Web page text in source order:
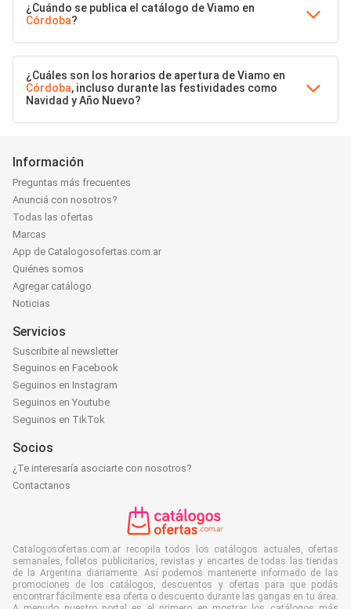
¿Cuándo se publica el catálogo de Viamo en
Córdoba?
¿Cuáles son los horarios de apertura de Viamo en
Córdoba, incluso durante las festividades como
Navidad y Año Nuevo?
Información
Preguntas más frecuentes
Anunciá con nosotros?
Todas las ofertas
Marcas
App de Catalogosofertas.com.ar
Quiénes somos
Agregar catálogo
Noticias
Servicios
Suscribite al newsletter
Seguinos en Facebook
Seguinos en Instagram
Seguinos en Youtube
Seguinos en TikTok
Socios
¿Te interesaría asociarte con nosotros?
Contactanos
Catalogosofertas.com.ar recopila todos los catálogos actuales, ofertas
semanales, folletos publicitarios, revistas y encartes de todas las tiendas
de la Argentina diariamente. Así podemos mantenerte informado de las
promociones de los catálogos, descuentos y ofertas para que podás
encontrar fácilmente esa oferta o descuento durante las gangas en tu área.